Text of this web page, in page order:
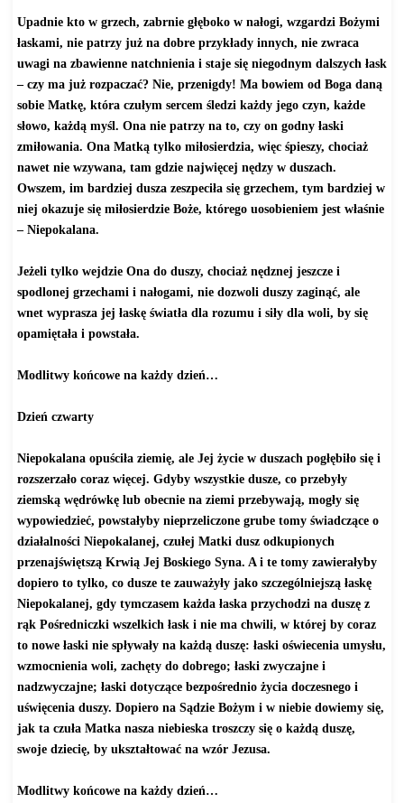
Upadnie kto w grzech, zabrnie głęboko w nałogi, wzgardzi Bożymi
łaskami, nie patrzy już na dobre przykłady innych, nie zwraca
uwagi na zbawienne natchnienia i staje się niegodnym dalszych łask
– czy ma już rozpaczać? Nie, przenigdy! Ma bowiem od Boga daną
sobie Matkę, która czułym sercem śledzi każdy jego czyn, każde
słowo, każdą myśl. Ona nie patrzy na to, czy on godny łaski
zmiłowania. Ona Matką tylko miłosierdzia, więc śpieszy, chociaż
nawet nie wzywana, tam gdzie najwięcej nędzy w duszach.
Owszem, im bardziej dusza zeszpeciła się grzechem, tym bardziej w
niej okazuje się miłosierdzie Boże, którego uosobieniem jest właśnie
– Niepokalana.
Jeżeli tylko wejdzie Ona do duszy, chociaż nędznej jeszcze i
spodlonej grzechami i nałogami, nie dozwoli duszy zaginąć, ale
wnet wyprasza jej łaskę światła dla rozumu i siły dla woli, by się
opamiętała i powstała.
Modlitwy końcowe na każdy dzień…
Dzień czwarty
Niepokalana opuściła ziemię, ale Jej życie w duszach pogłębiło się i
rozszerzało coraz więcej. Gdyby wszystkie dusze, co przebyły
ziemską wędrówkę lub obecnie na ziemi przebywają, mogły się
wypowiedzieć, powstałyby nieprzeliczone grube tomy świadczące o
działalności Niepokalanej, czułej Matki dusz odkupionych
przenajświętszą Krwią Jej Boskiego Syna. A i te tomy zawierałyby
dopiero to tylko, co dusze te zauważyły jako szczególniejszą łaskę
Niepokalanej, gdy tymczasem każda łaska przychodzi na duszę z
rąk Pośredniczki wszelkich łask i nie ma chwili, w której by coraz
to nowe łaski nie spływały na każdą duszę: łaski oświecenia umysłu,
wzmocnienia woli, zachęty do dobrego; łaski zwyczajne i
nadzwyczajne; łaski dotyczące bezpośrednio życia doczesnego i
uświęcenia duszy. Dopiero na Sądzie Bożym i w niebie dowiemy się,
jak ta czuła Matka nasza niebieska troszczy się o każdą duszę,
swoje dziecię, by ukształtować na wzór Jezusa.
Modlitwy końcowe na każdy dzień…